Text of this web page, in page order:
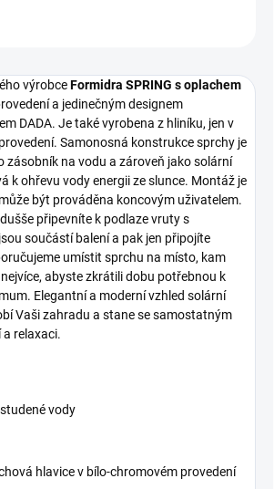
výrobceFormidra SPRING s oplachem
a jedinečným designem
DADA. Je také vyrobena z hliníku, jen v
Samonosná konstrukce sprchy je
zásobník na vodu a zároveň jako solární
k ohřevu vody energii ze slunce. Montáž je
být prováděna koncovým uživatelem.
připevníte k podlaze vruty s
součástí balení a pak jen připojíte
umístit sprchu na místo, kam
abyste zkrátili dobu potřebnou k
Elegantní a moderní vzhled solární
Vaši zahradu a stane se samostatným
a relaxaci.
vody
hlavice v bílo-chromovém provedení